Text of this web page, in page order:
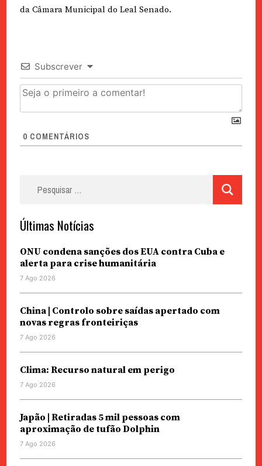
da Câmara Municipal do Leal Senado.
Subscrever
0 COMENTÁRIOS
Últimas Notícias
ONU condena sanções dos EUA contra Cuba e
alerta para crise humanitária
7 Ago 2026
China | Controlo sobre saídas apertado com
novas regras fronteiriças
7 Ago 2026
Clima: Recurso natural em perigo
7 Ago 2026
Japão | Retiradas 5 mil pessoas com
aproximação de tufão Dolphin
7 Ago 2026